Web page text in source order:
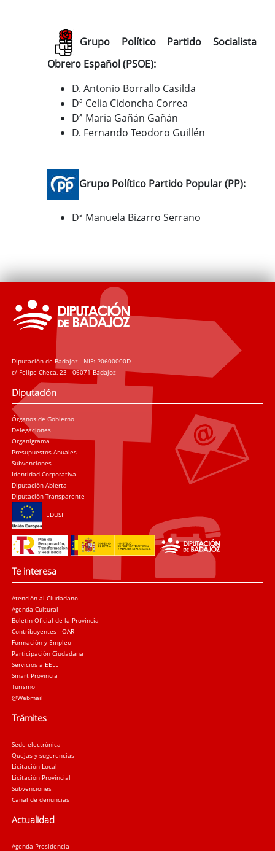
Grupo Político Partido Socialista
Obrero Español (PSOE):
D. Antonio Borrallo Casilda
Dª Celia Cidoncha Correa
Dª Maria Gañán Gañán
D. Fernando Teodoro Guillén
Grupo Político Partido Popular (PP):
Dª Manuela Bizarro Serrano
Diputación de Badajoz - NIF: P0600000D
c/ Felipe Checa, 23 - 06071 Badajoz
Diputación
Órganos de Gobierno
Delegaciones
Organigrama
Presupuestos Anuales
Subvenciones
Identidad Corporativa
Diputación Abierta
Diputación Transparente
EDUSI
Te interesa
Atención al Ciudadano
Agenda Cultural
Boletín Oficial de la Provincia
Contribuyentes - OAR
Formación y Empleo
Participación Ciudadana
Servicios a EELL
Smart Provincia
Turismo
@Webmail
Trámites
Sede electrónica
Quejas y sugerencias
Licitación Local
Licitación Provincial
Subvenciones
Canal de denuncias
Actualidad
Agenda Presidencia